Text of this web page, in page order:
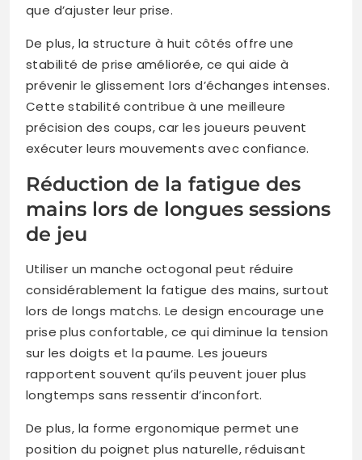
que d’ajuster leur prise.
De plus, la structure à huit côtés offre une
stabilité de prise améliorée, ce qui aide à
prévenir le glissement lors d’échanges intenses.
Cette stabilité contribue à une meilleure
précision des coups, car les joueurs peuvent
exécuter leurs mouvements avec confiance.
Réduction de la fatigue des
mains lors de longues sessions
de jeu
Utiliser un manche octogonal peut réduire
considérablement la fatigue des mains, surtout
lors de longs matchs. Le design encourage une
prise plus confortable, ce qui diminue la tension
sur les doigts et la paume. Les joueurs
rapportent souvent qu’ils peuvent jouer plus
longtemps sans ressentir d’inconfort.
De plus, la forme ergonomique permet une
position du poignet plus naturelle, réduisant